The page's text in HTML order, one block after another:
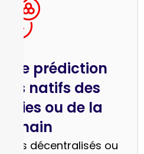
de prédiction
natifs des
ou de la
décentralisés ou